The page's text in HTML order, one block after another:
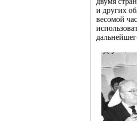
и других
весомой